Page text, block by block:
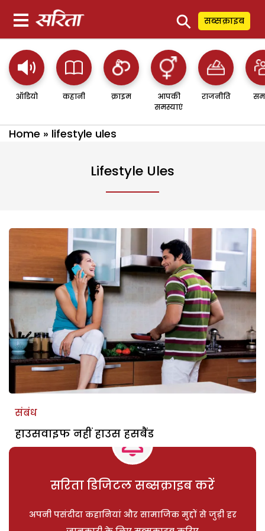
⚲ सब्सक्राइब
ऑडियो कहानी क्राइम
आपकी
समस्याएं
राजनीति
Home » lifestyle ules
Lifestyle Ules
संबंध
हाउसवाइफ नहीं हाउस हसबैंड
सरिता डिजिटल सब्सक्राइब करें
अपनी पसंदीदा कहानियां और सामाजिक मुद्दों से जुड़ी हर